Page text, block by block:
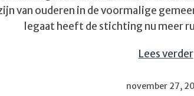
van ouderen in de voormalige
legaat heeft de stichting nu meer
Lees verder
Gepubliceerd
november 27,